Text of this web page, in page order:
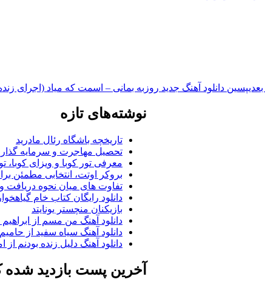
پسین دانلود آهنگ جدید روزبه بمانی – اسمت که میاد (اجرای
نوشته‌های تازه
تاریخچه باشگاه رئال مادرید
تحصیل مهاجرت و سرمایه
معرفی تور کوبا و ویزای
بروکر اوتت، انتخابی مطمئن
تفاوت های میان نحوه دریافت
دانلود رایگان کتاب خام
بازیکنان منچستر یونایتد
دانلود آهنگ من مسم از ابراهیم
دانلود آهنگ سیاه سفید از
دانلود آهنگ دلیل زنده بودنم از
آخرین پست بازدید شده